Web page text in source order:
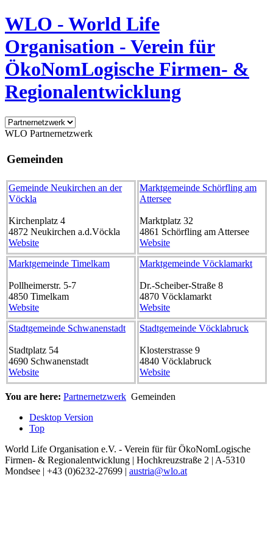
WLO - World Life
Organisation - Verein für
ÖkoNomLogische Firmen- &
Regionalentwicklung
WLO Partnernetzwerk
Gemeinden
Gemeinde Neukirchen an der
Vöckla
Kirchenplatz 4
4872 Neukirchen a.d.Vöckla
Website
Marktgemeinde Schörfling am
Attersee
Marktplatz 32
4861 Schörfling am Attersee
Website
Marktgemeinde Timelkam
Pollheimerstr. 5-7
4850 Timelkam
Website
Marktgemeinde Vöcklamarkt
Dr.-Scheiber-Straße 8
4870 Vöcklamarkt
Website
Stadtgemeinde Schwanenstadt
Stadtplatz 54
4690 Schwanenstadt
Website
Stadtgemeinde Vöcklabruck
Klosterstrasse 9
4840 Vöcklabruck
Website
You are here: Partnernetzwerk Gemeinden
Desktop Version
Top
World Life Organisation e.V. - Verein für für ÖkoNomLogische
Firmen- & Regionalentwicklung | Hochkreuzstraße 2 | A-5310
Mondsee | +43 (0)6232-27699 | austria@wlo.at